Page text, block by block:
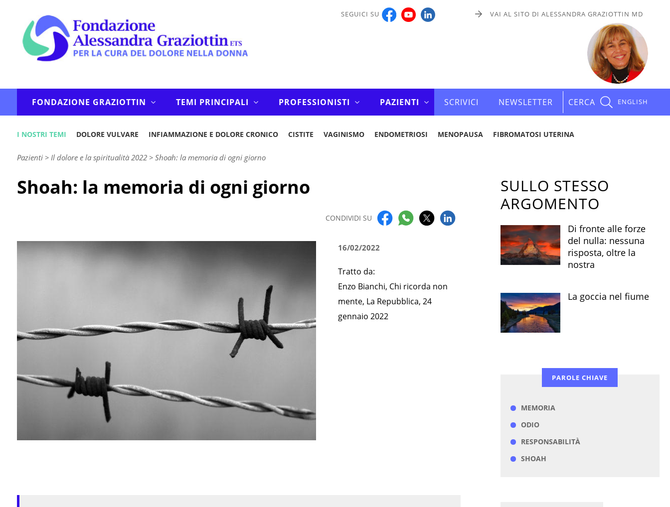
SEGUICI SU VAI AL SITO DI ALESSANDRA GRAZIOTTIN MD
FONDAZIONE GRAZIOTTIN TEMI PRINCIPALI PROFESSIONISTI PAZIENTI SCRIVICI NEWSLETTER CERCA ENGLISH
I NOSTRI TEMI DOLORE VULVARE INFIAMMAZIONE E DOLORE CRONICO CISTITE VAGINISMO ENDOMETRIOSI MENOPAUSA FIBROMATOSI UTERINA
Pazienti> Il dolore e la spiritualità 2022 > Shoah: la memoria di ogni giorno
Shoah: la memoria di ogni giorno
CONDIVIDI SU
16/02/2022
Tratto da:
Enzo Bianchi, Chi ricorda non
mente, La Repubblica, 24
gennaio 2022
SULLO STESSO
ARGOMENTO
Di fronte alle forze
del nulla: nessuna
risposta, oltre la
nostra
La goccia nel fiume
PAROLE CHIAVE
MEMORIA
ODIO
RESPONSABILITÀ
SHOAH